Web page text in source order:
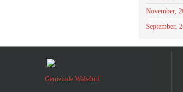
November,
September,
Gemeinde Walsdorf